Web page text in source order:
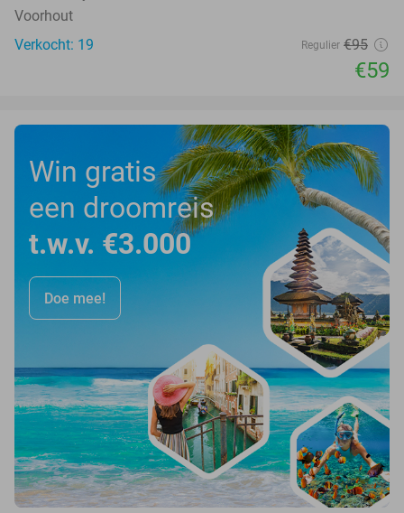
Voorhout
Verkocht: 19
Regulier €95
€59
Win gratis
een droomreis
t.w.v. €3.000
Doe mee!